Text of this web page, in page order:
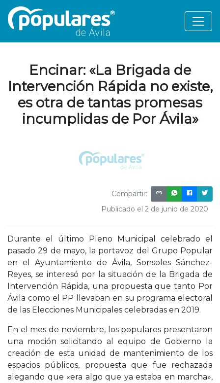
Encinar: «La Brigada de
Intervención Rápida no existe,
es otra de tantas promesas
incumplidas de Por Ávila»
Compartir:
Publicado el 2 de junio de 2020
Durante el último Pleno Municipal celebrado el
pasado 29 de mayo, la portavoz del Grupo Popular
en el Ayuntamiento de Ávila, Sonsoles Sánchez-
Reyes, se interesó por la situación de la Brigada de
Intervención Rápida, una propuesta que tanto Por
Ávila como el PP llevaban en su programa electoral
de las Elecciones Municipales celebradas en 2019.
En el mes de noviembre, los populares presentaron
una moción solicitando al equipo de Gobierno la
creación de esta unidad de mantenimiento de los
espacios públicos, propuesta que fue rechazada
alegando que «era algo que ya estaba en marcha»,